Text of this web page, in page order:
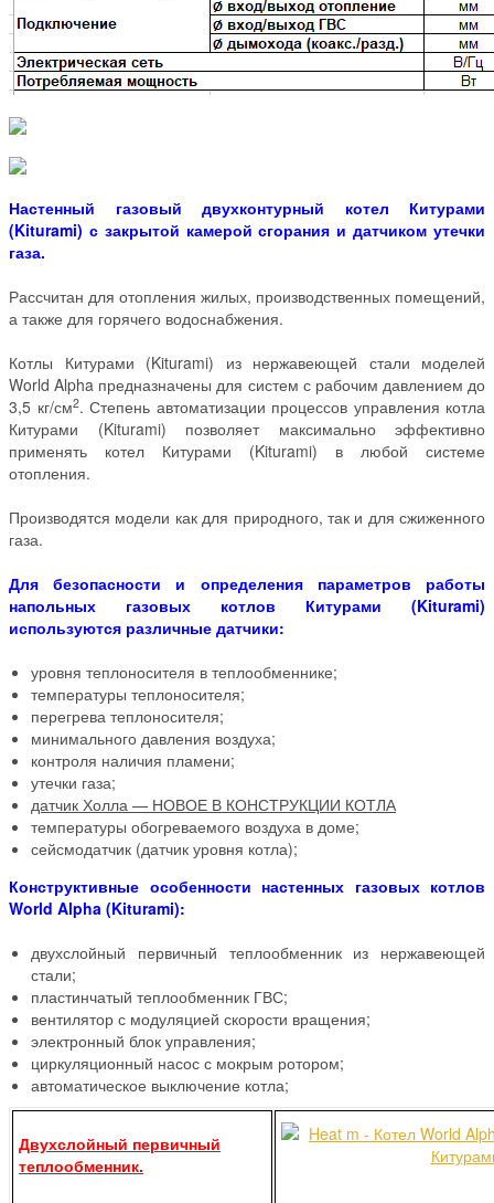
Настенный газовый двухконтурный котел Китурами
(Kiturami) с закрытой камерой сгорания и датчиком утечки
газа.
Рассчитан для отопления жилых, производственных помещений,
а также для горячего водоснабжения.
Котлы Китурами (Kiturami) из нержавеющей стали моделей
World Alpha предназначены для систем с рабочим давлением до
3,5 кг/см2. Степень автоматизации процессов управления котла
Китурами (Kiturami) позволяет максимально эффективно
применять котел Китурами (Kiturami) в любой системе
отопления.
Производятся модели как для природного, так и для сжиженного
газа.
Для безопасности и определения параметров работы
напольных газовых котлов Китурами (Kiturami)
используются различные датчики:
уровня теплоносителя в теплообменнике;
температуры теплоносителя;
перегрева теплоносителя;
минимального давления воздуха;
контроля наличия пламени;
утечки газа;
датчик Холла — НОВОЕ В КОНСТРУКЦИИ КОТЛА
температуры обогреваемого воздуха в доме;
сейсмодатчик (датчик уровня котла);
Конструктивные особенности настенных газовых котлов
World Alpha (Kiturami):
двухслойный первичный теплообменник из нержавеющей
стали;
пластинчатый теплообменник ГВС;
вентилятор с модуляцией скорости вращения;
электронный блок управления;
циркуляционный насос с мокрым ротором;
автоматическое выключение котла;
Двухслойный первичный
теплообменник.